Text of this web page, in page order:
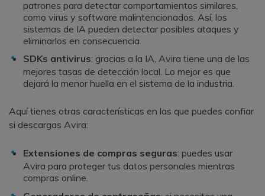
patrones para detectar comportamientos similares,
como virus y software malintencionados. Así, los
sistemas de IA pueden detectar posibles ataques y
eliminarlos en consecuencia.
SDKs antivirus: gracias a la IA, Avira tiene una de las
mejores tasas de detección local. Lo mejor es que
dejará la menor huella en el sistema de la industria.
Aquí tienes otras características en las que puedes confiar
si descargas Avira:
Extensiones de compras seguras: puedes usar
Avira para proteger tus datos personales mientras
compras online.